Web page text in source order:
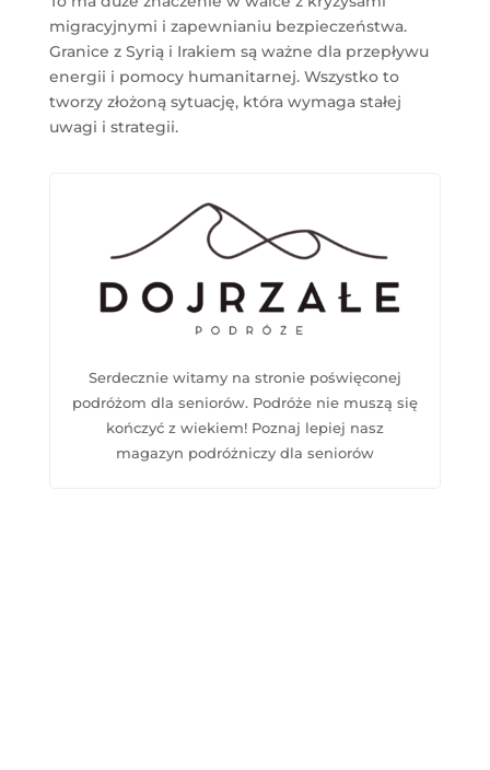
migracyjnymi i zapewnianiu bezpieczeństwa.
Granice z Syrią i Irakiem są ważne dla przepływu
energii i pomocy humanitarnej. Wszystko to
tworzy złożoną sytuację, która wymaga stałej
uwagi i strategii.
Serdecznie witamy na stronie poświęconej
podróżom dla seniorów. Podróże nie muszą się
kończyć z wiekiem! Poznaj lepiej nasz
magazyn podróżniczy dla seniorów